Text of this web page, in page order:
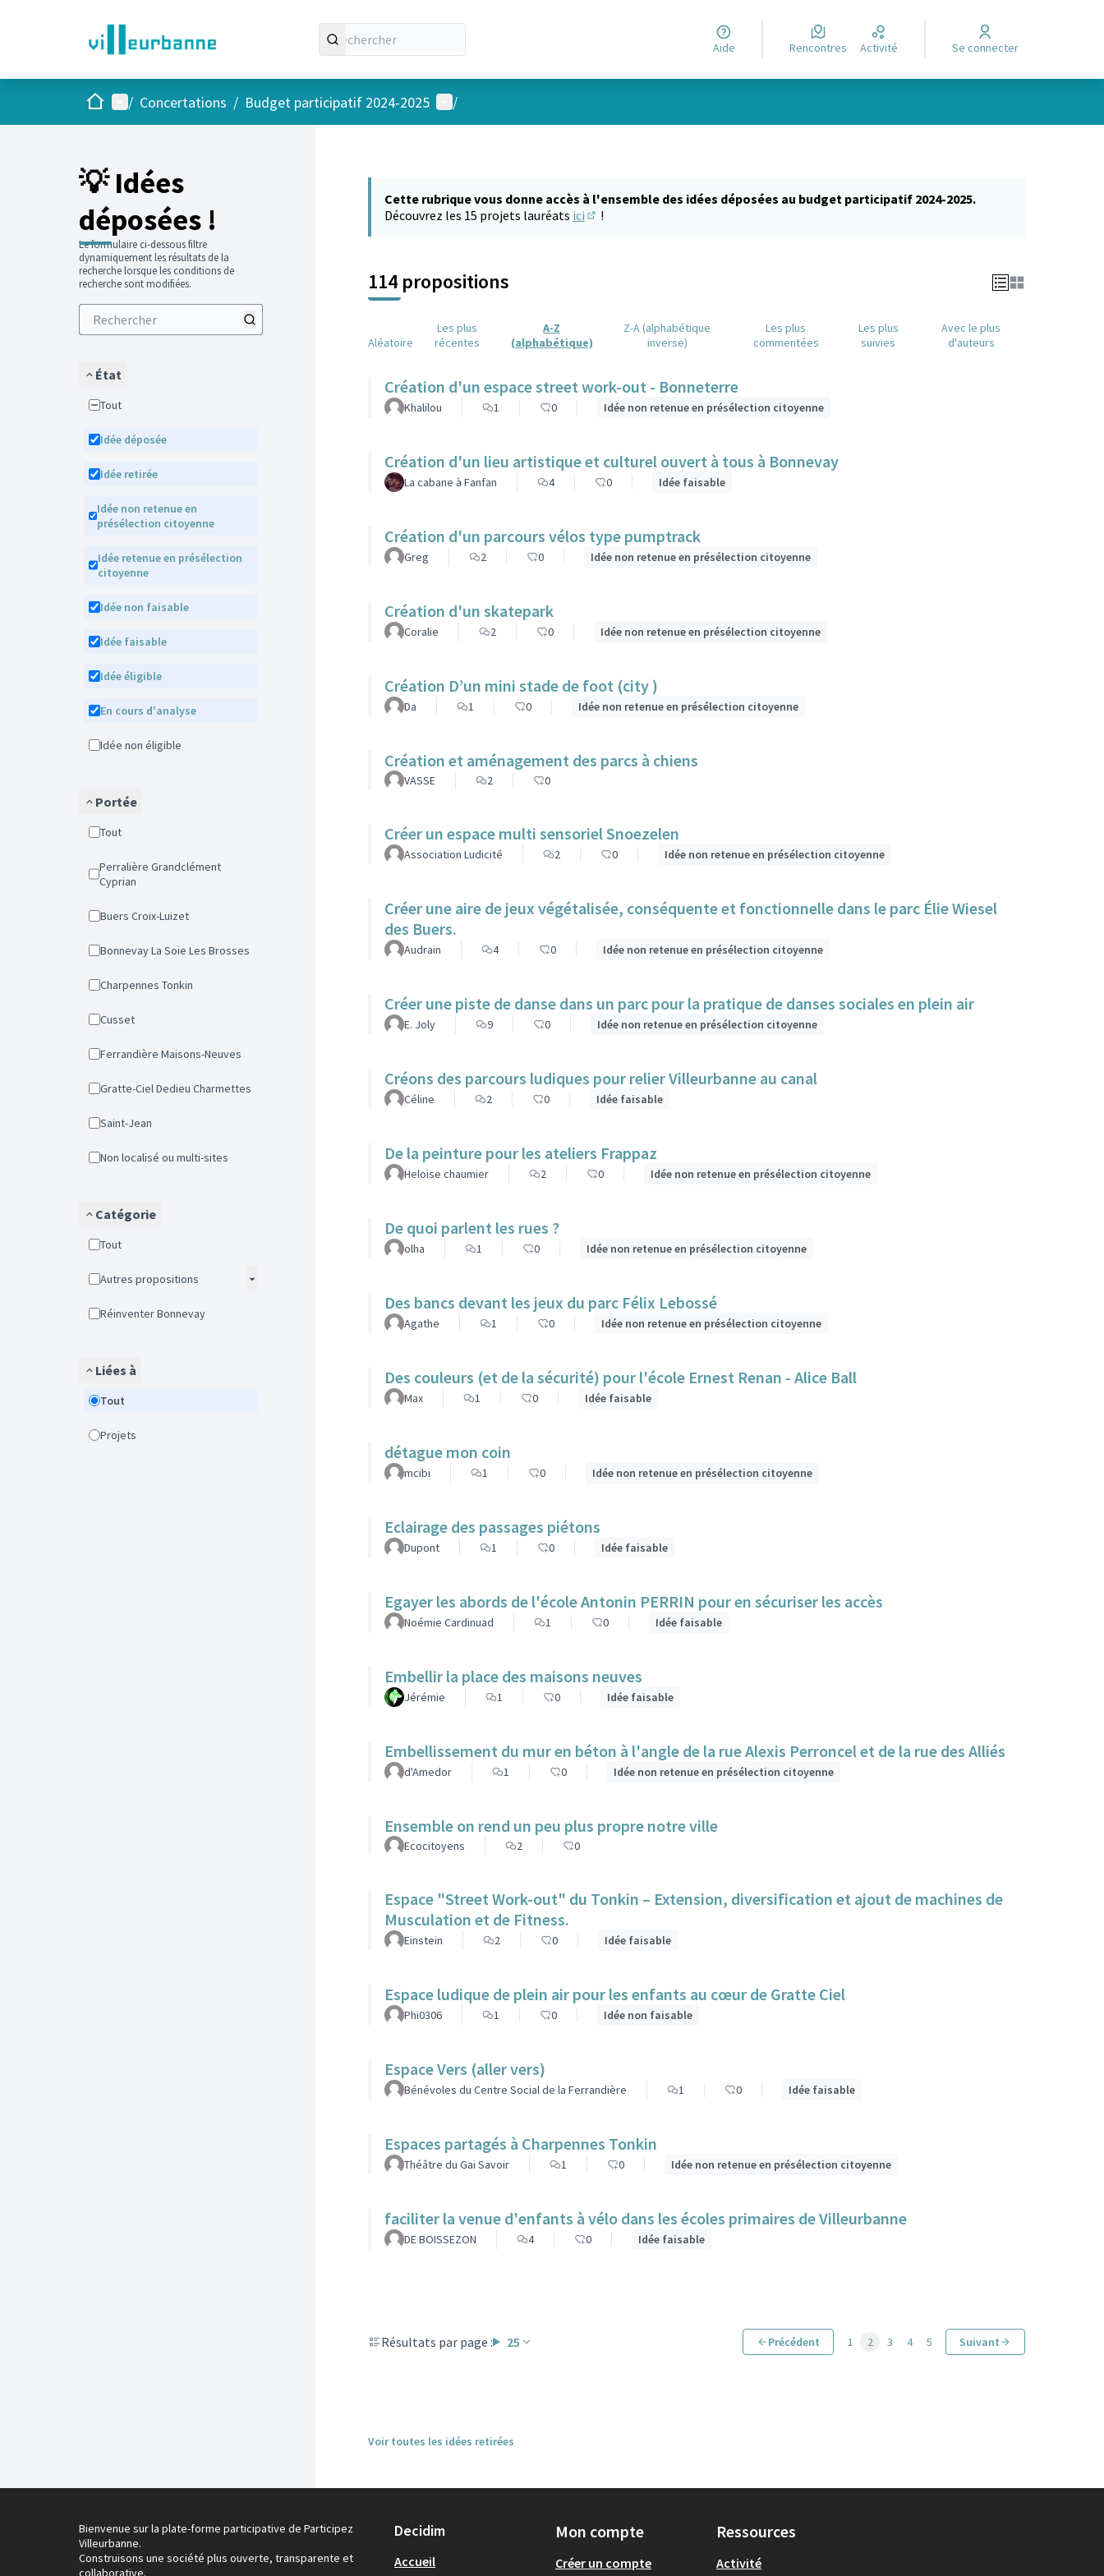
Aide Rencontres Activité Se connecter
AccueilMenu principal
/ Concertations / Budget participatif 2024-2025 Menu utilisateur
/
💡 Idées
déposées !
Le formulaire ci-dessous filtre
dynamiquement les résultats de la
recherche lorsque les conditions de
recherche sont modifiées.
État
Tout
Idée déposée
Idée retirée
Idée non retenue en
présélection citoyenne
Idée retenue en présélection
citoyenne
Idée non faisable
Idée faisable
Idée éligible
En cours d'analyse
Idée non éligible
Portée
Tout
Perralière Grandclément
Cyprian
Buers Croix-Luizet
Bonnevay La Soie Les Brosses
Charpennes Tonkin
Cusset
Ferrandière Maisons-Neuves
Gratte-Ciel Dedieu Charmettes
Saint-Jean
Non localisé ou multi-sites
Catégorie
Tout
Autres propositions
Réinventer Bonnevay
Liées à
Tout
Projets
Cette rubrique vous donne accès à l'ensemble des idées déposées au budget participatif 2024-2025.
Découvrez les 15 projets lauréats ici !
114 propositions
Aléatoire
Les plus
récentes
A-Z
(alphabétique)
Z-A (alphabétique
inverse)
Les plus
commentées
Les plus
suivies
Avec le plus
d'auteurs
Création d'un espace street work-out - Bonneterre
Khalilou 1 0 Idée non retenue en présélection citoyenne
Création d'un lieu artistique et culturel ouvert à tous à Bonnevay
La cabane à Fanfan 4 0 Idée faisable
Création d'un parcours vélos type pumptrack
Greg 2 0 Idée non retenue en présélection citoyenne
Création d'un skatepark
Coralie 2 0 Idée non retenue en présélection citoyenne
Création D’un mini stade de foot (city )
Da 1 0 Idée non retenue en présélection citoyenne
Création et aménagement des parcs à chiens
VASSE 2 0
Créer un espace multi sensoriel Snoezelen
Association Ludicité 2 0 Idée non retenue en présélection citoyenne
Créer une aire de jeux végétalisée, conséquente et fonctionnelle dans le parc Élie Wiesel
des Buers.
Audrain 4 0 Idée non retenue en présélection citoyenne
Créer une piste de danse dans un parc pour la pratique de danses sociales en plein air
E. Joly 9 0 Idée non retenue en présélection citoyenne
Créons des parcours ludiques pour relier Villeurbanne au canal
Céline 2 0 Idée faisable
De la peinture pour les ateliers Frappaz
Heloise chaumier 2 0 Idée non retenue en présélection citoyenne
De quoi parlent les rues ?
olha 1 0 Idée non retenue en présélection citoyenne
Des bancs devant les jeux du parc Félix Lebossé
Agathe 1 0 Idée non retenue en présélection citoyenne
Des couleurs (et de la sécurité) pour l'école Ernest Renan - Alice Ball
Max 1 0 Idée faisable
détague mon coin
mcibi 1 0 Idée non retenue en présélection citoyenne
Eclairage des passages piétons
Dupont 1 0 Idée faisable
Egayer les abords de l'école Antonin PERRIN pour en sécuriser les accès
Noémie Cardinuad 1 0 Idée faisable
Embellir la place des maisons neuves
Jérémie 1 0 Idée faisable
Embellissement du mur en béton à l'angle de la rue Alexis Perroncel et de la rue des Alliés
d'Amedor 1 0 Idée non retenue en présélection citoyenne
Ensemble on rend un peu plus propre notre ville
Ecocitoyens 2 0
Espace "Street Work-out" du Tonkin – Extension, diversification et ajout de machines de
Musculation et de Fitness.
Einstein 2 0 Idée faisable
Espace ludique de plein air pour les enfants au cœur de Gratte Ciel
Phi0306 1 0 Idée non faisable
Espace Vers (aller vers)
Bénévoles du Centre Social de la Ferrandière 1 0 Idée faisable
Espaces partagés à Charpennes Tonkin
Théâtre du Gai Savoir 1 0 Idée non retenue en présélection citoyenne
faciliter la venue d'enfants à vélo dans les écoles primaires de Villeurbanne
DE BOISSEZON 4 0 Idée faisable
Résultats par page : 25 Précédent 1 2 3 4 5 Suivant
Voir toutes les idées retirées
Bienvenue sur la plate-forme participative de Participez
Villeurbanne.
Construisons une société plus ouverte, transparente et
collaborative.
Decidim
Accueil
Mon compte
Créer un compte
Ressources
Activité